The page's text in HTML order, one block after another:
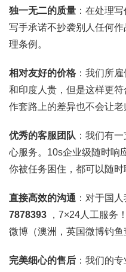
独一无二的质量 ：在处理
写手承诺不抄袭别人任何
理条例。
相对友好的价格 ：我们所
和印度人贵，但是这样更
作套路上的差异也不会让老
优秀的客服团队 ：我们有
心服务。10s企业级随时响
你被任务困住，都可以随时
直接高效的沟通 ：对于国
7878393
，7×24人工服务
微博（澳洲，英国微博钓鱼
完美细心的售后 ：我们的